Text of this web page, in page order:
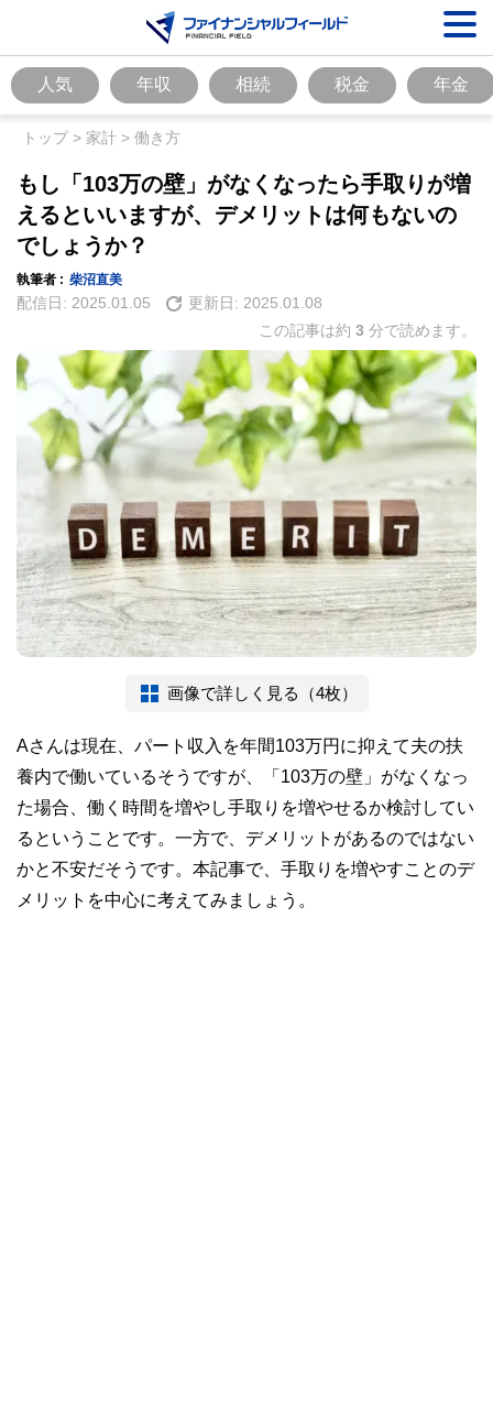
人気 年収 相続 税金 年金
トップ> 家計 > 働き方
もし「103万の壁」がなくなったら手取りが増
えるといいますが、デメリットは何もないの
でしょうか？
執筆者 : 柴沼直美
配信日: 2025.01.05 更新日: 2025.01.08
この記事は約 3 分で読めます。
画像で詳しく見る（4枚）
Aさんは現在、パート収入を年間103万円に抑えて夫の扶
養内で働いているそうですが、「103万の壁」がなくなっ
た場合、働く時間を増やし手取りを増やせるか検討してい
るということです。一方で、デメリットがあるのではない
かと不安だそうです。本記事で、手取りを増やすことのデ
メリットを中心に考えてみましょう。